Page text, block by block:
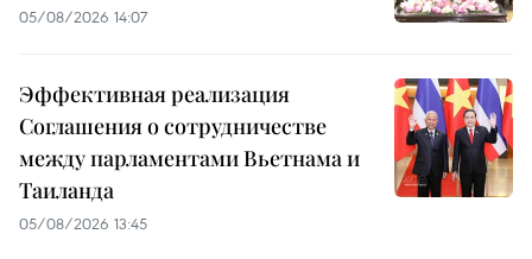
05/08/2026 14:07
Эффективная реализация
Соглашения о сотрудничестве
между парламентами Вьетнама и
Таиланда
05/08/2026 13:45